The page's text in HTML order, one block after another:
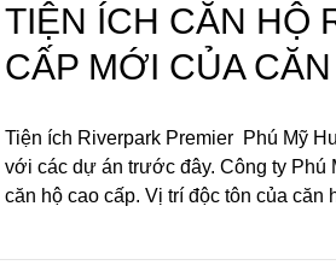
TIỆN ÍCH CĂN HỘ
CẤP MỚI CỦA
Tiện ích Riverpark Premier Phú Mỹ
với các dự án trước đây. Công ty
căn hộ cao cấp. Vị trí độc tôn của căn